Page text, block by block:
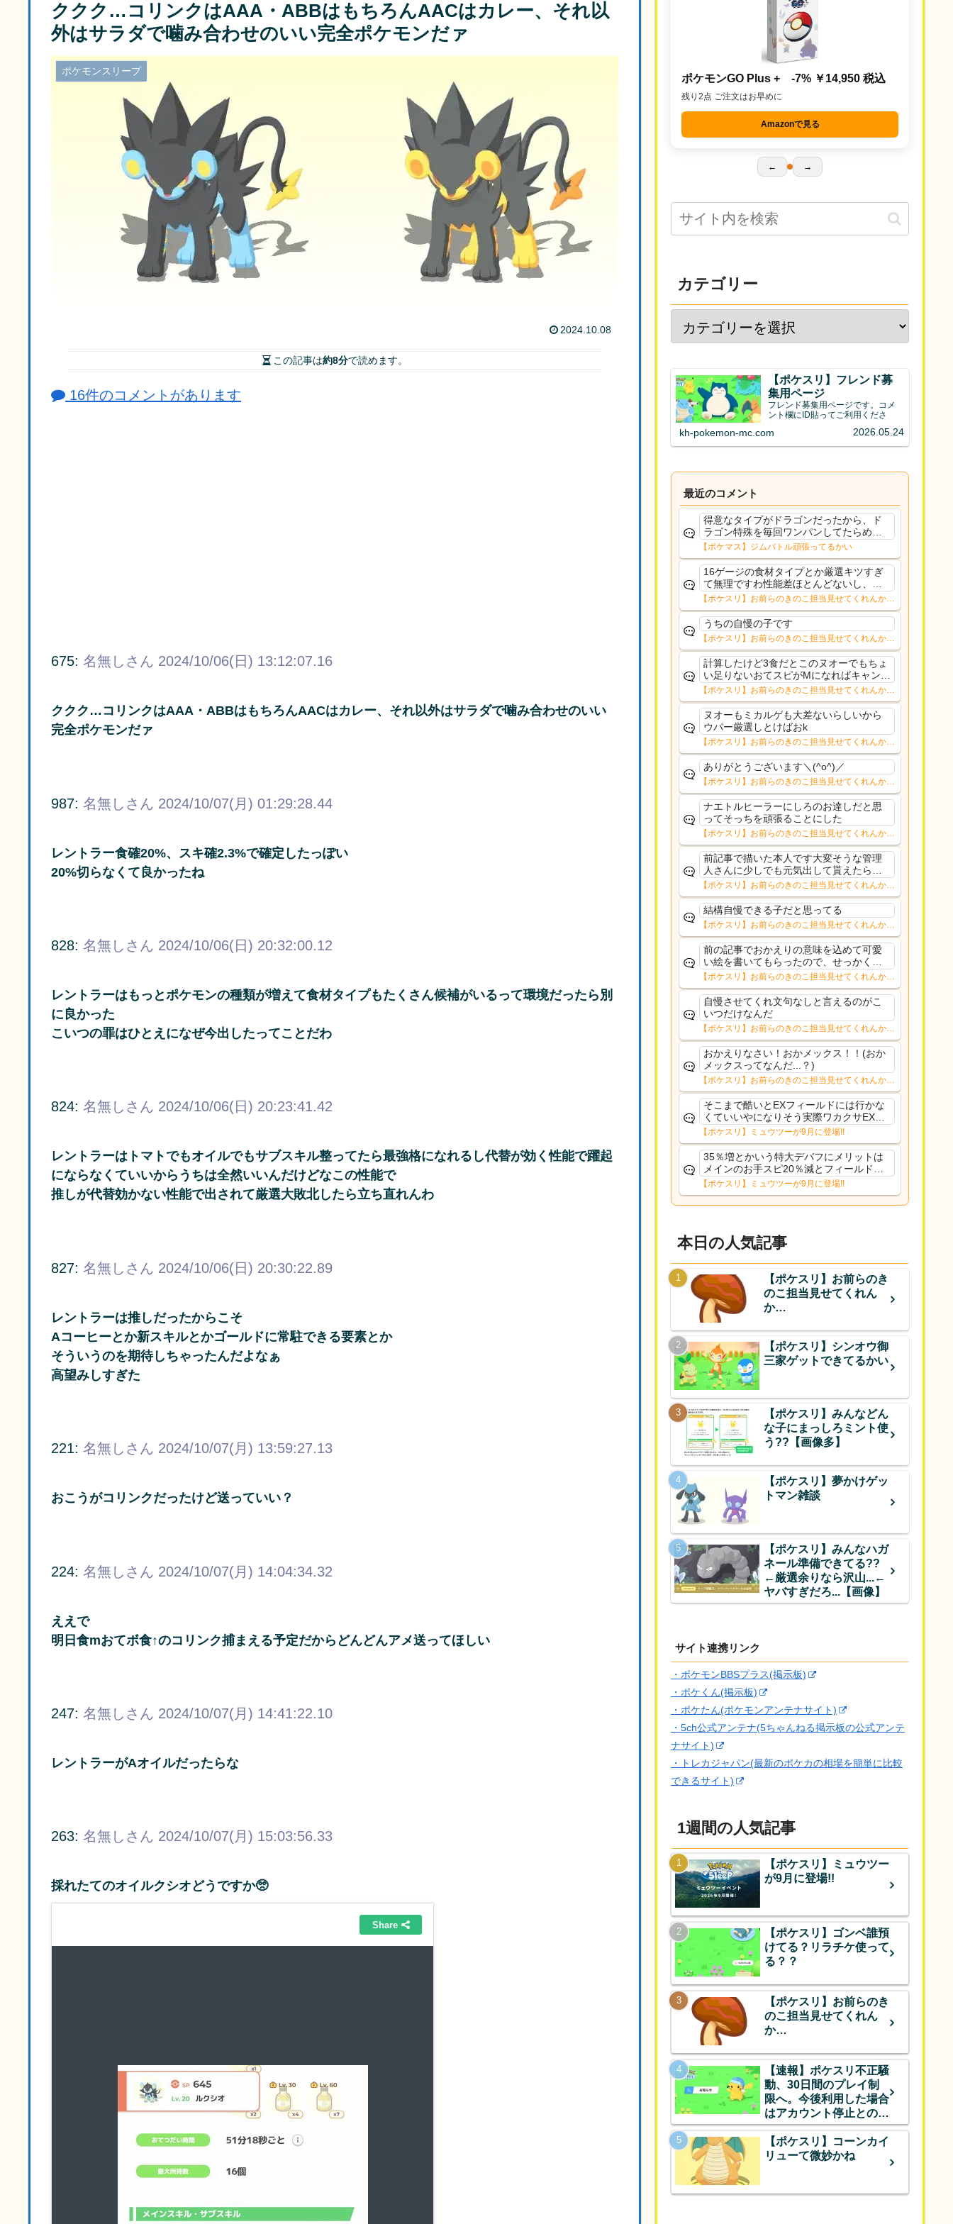
ククク…コリンクはAAA・ABBはもちろんAACはカレー、それ以
外はサラダで噛み合わせのいい完全ポケモンだァ
ポケモンスリープ
2024.10.08
この記事は約8分で読めます。
16件のコメントがあります
675: 名無しさん 2024/10/06(日) 13:12:07.16
ククク…コリンクはAAA・ABBはもちろんAACはカレー、それ以外はサラダで噛み合わせのいい
完全ポケモンだァ
987: 名無しさん 2024/10/07(月) 01:29:28.44
レントラー食確20%、スキ確2.3%で確定したっぽい
20%切らなくて良かったね
828: 名無しさん 2024/10/06(日) 20:32:00.12
レントラーはもっとポケモンの種類が増えて食材タイプもたくさん候補がいるって環境だったら別
に良かった
こいつの罪はひとえになぜ今出したってことだわ
824: 名無しさん 2024/10/06(日) 20:23:41.42
レントラーはトマトでもオイルでもサブスキル整ってたら最強格になれるし代替が効く性能で躍起
にならなくていいからうちは全然いいんだけどなこの性能で
推しが代替効かない性能で出されて厳選大敗北したら立ち直れんわ
827: 名無しさん 2024/10/06(日) 20:30:22.89
レントラーは推しだったからこそ
Aコーヒーとか新スキルとかゴールドに常駐できる要素とか
そういうのを期待しちゃったんだよなぁ
高望みしすぎた
221: 名無しさん 2024/10/07(月) 13:59:27.13
おこうがコリンクだったけど送っていい？
224: 名無しさん 2024/10/07(月) 14:04:34.32
ええで
明日食mおてボ食↑のコリンク捕まえる予定だからどんどんアメ送ってほしい
247: 名無しさん 2024/10/07(月) 14:41:22.10
レントラーがAオイルだったらな
263: 名無しさん 2024/10/07(月) 15:03:56.33
採れたてのオイルクシオどうですか🥺
ポケモンGO Plus + -7% ￥14,950 税込
残り2点 ご注文はお早めに
Amazonで見る
← →
カテゴリー
【ポケスリ】フレンド募
集用ページ
フレンド募集用ページです。コメ
ント欄にID貼ってご利用くださ
kh-pokemon-mc.com 2026.05.24
最近のコメント
得意なタイプがドラゴンだったから、ド
ラゴン特殊を毎回ワンパンしてたらめち
ゃくちゃ感謝された。急所確定のオンパ
レードの中活躍してくれてサンキュー超
覚醒カキツバタ
【ポケマス】ジムバトル頑張ってるかい
16ゲージの食材タイプとか厳選キツすぎ
て無理ですわ性能差ほとんどないし、食
材タイプのスキルなら元気チャージの方
が嬉しいからヌオーになるよね
【ポケスリ】お前らのきのこ担当見せてくれんか…
うちの自慢の子です
【ポケスリ】お前らのきのこ担当見せてくれんか…
計算したけど3食だとこのヌオーでもちょ
い足りないおてスピがMになればキャンチ
ケ前提なら日給98個で足りる量幸いラグ
ラージ、バシャーモあたりがキノコ拾っ
てくる個体なら補助にはなる点か
【ポケスリ】お前らのきのこ担当見せてくれんか…
ヌオーもミカルゲも大差ないらしいから
ウパー厳選しとけばおk
【ポケスリ】お前らのきのこ担当見せてくれんか…
ありがとうございます＼(^o^)／
【ポケスリ】お前らのきのこ担当見せてくれんか…
ナエトルヒーラーにしろのお達しだと思
ってそっちを頑張ることにした
【ポケスリ】お前らのきのこ担当見せてくれんか…
前記事で描いた本人です大変そうな管理
人さんに少しでも元気出して貰えたらと
ノリで描いたおかメックスだったので言
及されると少し気恥ずかしいですが平常
通りに戻られたようで何よりですこれか
らも更新楽しみにして...
【ポケスリ】お前らのきのこ担当見せてくれんか…
結構自慢できる子だと思ってる
【ポケスリ】お前らのきのこ担当見せてくれんか…
前の記事でおかえりの意味を込めて可愛
い絵を書いてもらったので、せっかくな
のでトップに飾ってみました。少しの間
掲載しようかと思います。ようやく通常
更新できそうです。
【ポケスリ】お前らのきのこ担当見せてくれんか…
自慢させてくれ文句なしと言えるのがこ
いつだけなんだ
【ポケスリ】お前らのきのこ担当見せてくれんか…
おかえりなさい！おかメックス！！(おか
メックスってなんだ...？)
【ポケスリ】お前らのきのこ担当見せてくれんか…
そこまで酷いとEXフィールドには行かな
くていいやになりそう実際ワカクサEXで
さえあんまり行ってないや
【ポケスリ】ミュウツーが9月に登場!!
35％増とかいう特大デバフにメリットは
メインのお手スピ20％減とフィールド効
果のみフェアリーノーマルとか引いたら
まともに料理も作れないし終わり控えめ
に言ってカス
【ポケスリ】ミュウツーが9月に登場!!
本日の人気記事
【ポケスリ】お前らのき
のこ担当見せてくれん
か…
【ポケスリ】シンオウ御
三家ゲットできてるかい
【ポケスリ】みんなどん
な子にまっしろミント使
う??【画像多】
【ポケスリ】夢かけゲッ
トマン雑談
【ポケスリ】みんなハガ
ネール準備できてる??
←厳選余りなら沢山...←
ヤバすぎだろ...【画像】
サイト連携リンク
・ポケモンBBSプラス(掲示板)
・ポケくん(掲示板)
・ポケたん(ポケモンアンテナサイト)
・5ch公式アンテナ(5ちゃんねる掲示板の公式アンテ
ナサイト)
・トレカジャパン(最新のポケカの相場を簡単に比較
できるサイト)
1週間の人気記事
【ポケスリ】ミュウツー
が9月に登場!!
【ポケスリ】ゴンベ誰預
けてる？リラチケ使って
る？？
【ポケスリ】お前らのき
のこ担当見せてくれん
か…
【速報】ポケスリ不正騒
動、30日間のプレイ制
限へ。今後利用した場合
はアカウント停止とのこ
と
【ポケスリ】コーンカイ
リューて微妙かね